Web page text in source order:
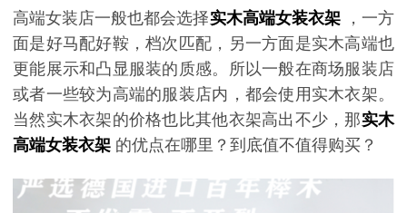
高端女装店一般也都会选择实木高端女装衣架
，一方
面是好马配好鞍，档次匹配，另一方面是实木高端也
更能展示和凸显服装的质感。所以一般在商场服装店
或者一些较为高端的服装店内，都会使用实木衣架。
当然实木衣架的价格也比其他衣架高出不少，那实木
高端女装衣架 的优点在哪里？到底值不值得购买？